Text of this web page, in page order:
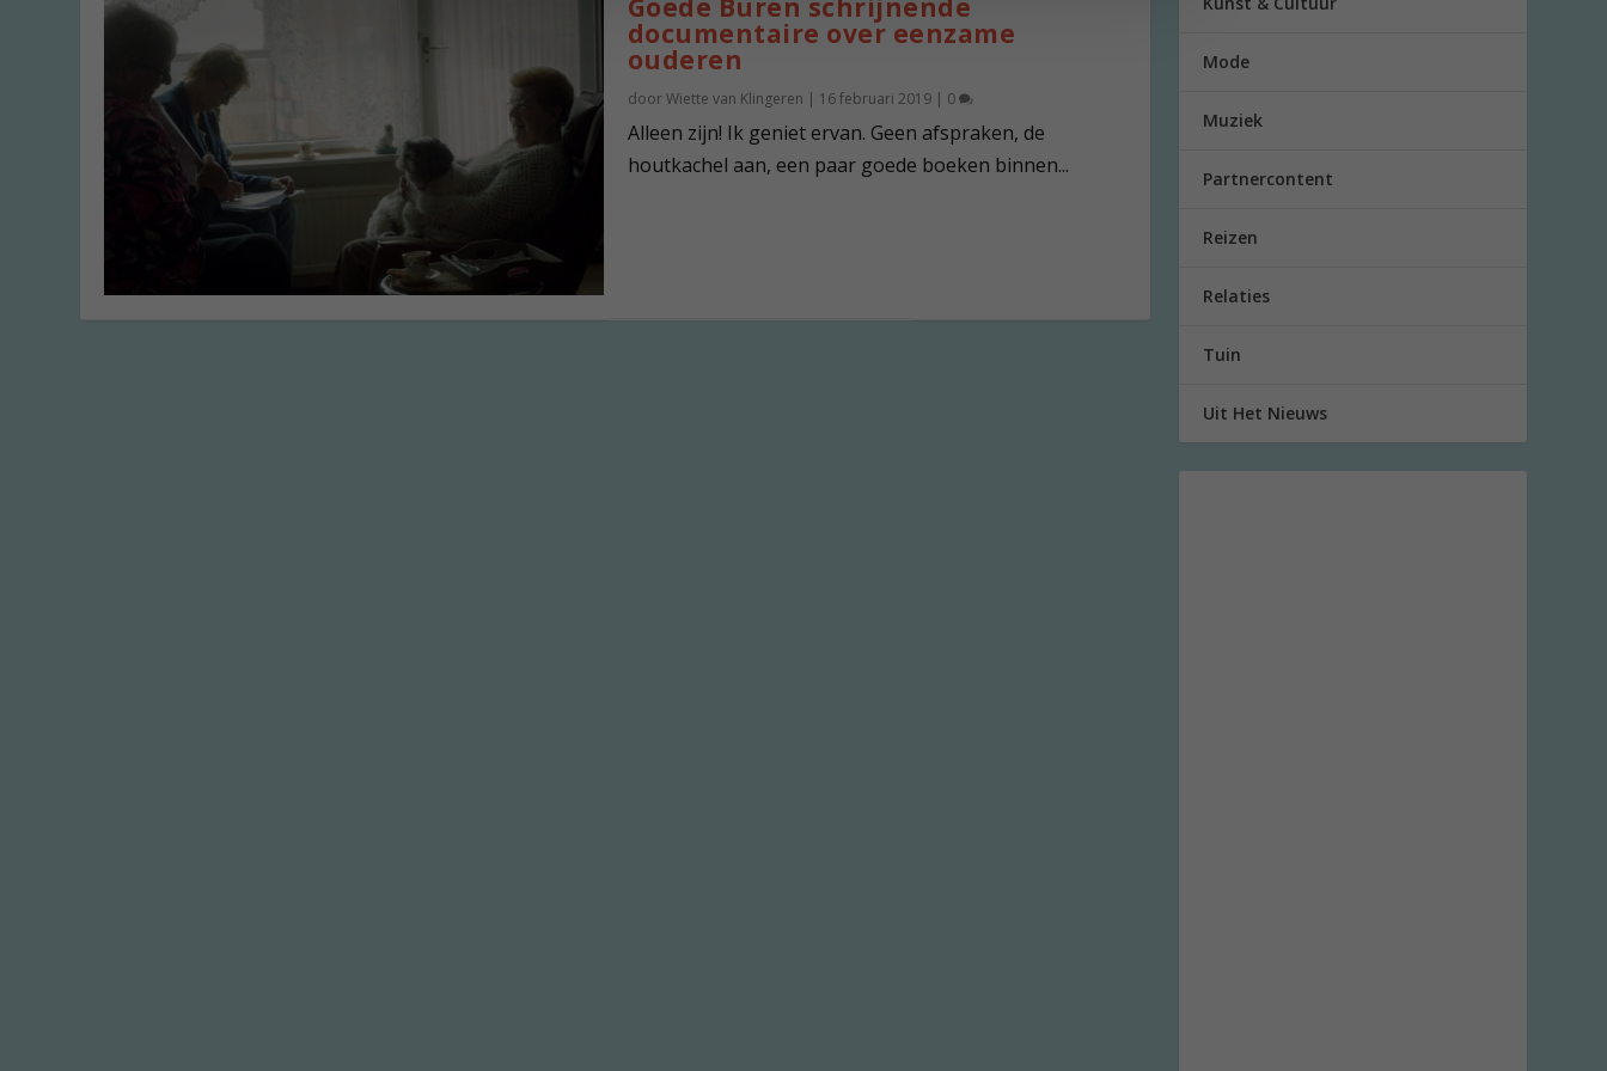
Goede Buren schrijnende
documentaire over eenzame
ouderen
doorWiette van Klingeren | 16 februari 2019| 0
Alleen zijn! Ik geniet ervan. Geen afspraken, de
houtkachel aan, een paar goede boeken binnen...
Mode
Muziek
Partnercontent
Reizen
Relaties
Tuin
Uit Het Nieuws